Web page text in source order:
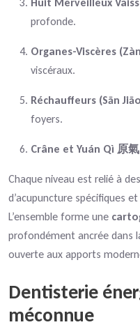
profonde.
Organes-Viscères
viscéraux.
Réchauffeurs (Sān
foyers.
Crâne et Yuán Qì 原氣
Chaque niveau est relié à
d’acupuncture spécifiques
L’ensemble forme une
profondément ancrée dans
ouverte aux apports
Dentisterie
méconnue